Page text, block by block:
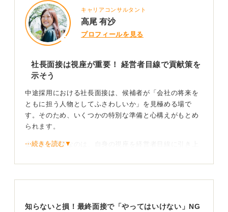
キャリアコンサルタント
高尾 有沙
プロフィールを見る
社長面接は視座が重要！ 経営者目線で貢献策を
示そう
中途採用における社長面接は、候補者が「会社の将来を
ともに担う人物としてふさわしいか」を見極める場で
す。そのため、いくつかの特別な準備と心構えがもとめ
られます。
まず最も重要なのは、自身の視座を経営者目線に引き上
示できると、社長の心に刺さりやすくなります。
⋯続きを読む▼
知らないと損！最終面接で「やってはいけない」NG